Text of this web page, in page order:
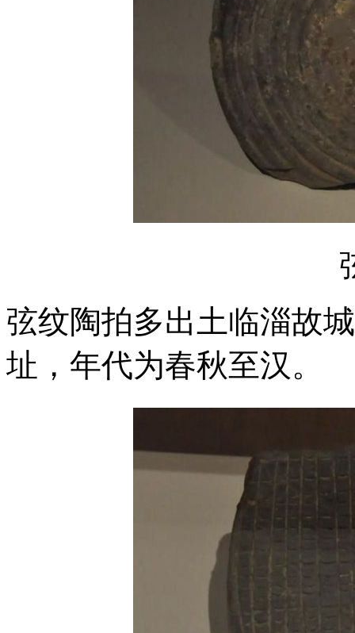
弦纹陶拍多出土临淄故
址，年代为春秋至汉。